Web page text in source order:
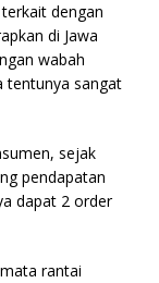
dengan
di Jawa
wabah
tentunya sangat
sejak
pendapatan
dapat 2 order
rantai